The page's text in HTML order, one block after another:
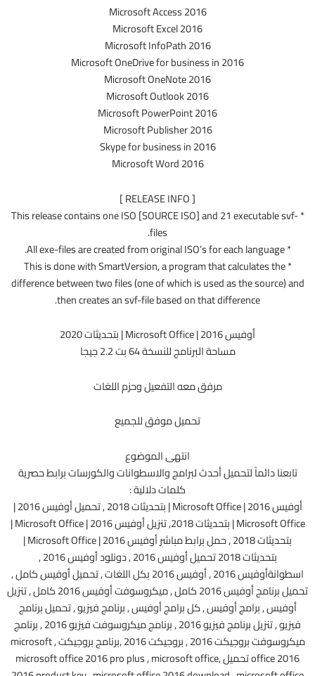
Microsoft Access 2016
Microsoft Excel 2016
Microsoft InfoPath 2016
Microsoft OneDrive for business in 2016
Microsoft OneNote 2016
Microsoft Outlook 2016
Microsoft PowerPoint 2016
Microsoft Publisher 2016
Skype for business in 2016
Microsoft Word 2016
[ RELEASE INFO ]
* This release contains one ISO [SOURCE ISO] and 21 executable svf-
files.
* All exe-files are created from original ISO’s for each language.
* This is done with SmartVersion, a program that calculates the
difference between two files (one of which is used as the source) and
then creates an svf-file based on that difference.
أوفيس 2016 | Microsoft Office | بتحديثات 2020
مساحة البرنامج للنسخة 64 بت 2.2 جيجا
مرفق معه التفعيل وحزم اللغات
تحميل موفق للجميع
انتهى الموضوع
تابعنا دائماً لتحميل أحدث لبرامج والاسطوانات والكورسات برابط حصرية
كلمات دلالية :
أوفيس 2016 | Microsoft Office | بتحديثات 2018 , تحميل أوفيس 2016 |
Microsoft Office | بتحديثات 2018, تنزيل أوفيس 2016 | Microsoft Office |
بتحديثات 2018 , حمل برابط مباشر أوفيس 2016 | Microsoft Office |
بتحديثات 2018 تحميل أوفيس 2016 , دونلود أوفيس 2016 ,
اسطوانةأوفيس 2016 , أوفيس 2016 بكل اللغات , تحميل أوفيس كامل ,
تحميل برنامج أوفيس 2016 كامل , ميكروسوفت أوفيس 2016 كامل , تنزيل
أوفيس , برامج أوفيس , كل برامج أوفيس , برنامج فيزيو , تحميل برنامج
فيزيو , تنزيل برنامج فيزيو 2016 , برنامج ميكروسوفت فيزيو 2016 , برنامج
ميكروسوفت بروجيكت 2016 , بروجيكت 2016 ,برنامج بروجيكت , microsoft
office 2016 تحميل ,microsoft office 2016 pro plus , microsoft office